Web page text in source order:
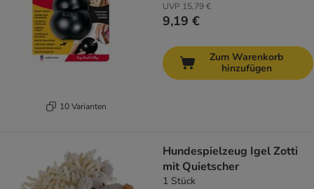
10 Varianten
UVP 15,79 €
9,19 €
Zum Warenkorb
hinzufügen
Hundespielzeug Igel Zotti
mit Quietscher
1 Stück